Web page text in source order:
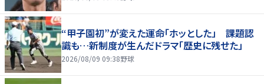
“甲子園初”が変えた運命「ホッとした」 課題認
識も…新制度が生んだドラマ「歴史に残せた」
2026/08/09 09:38野球